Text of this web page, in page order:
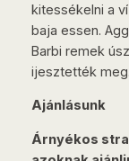
kitessékelni a
baja essen.
Barbi remek
ijesztették meg.
Ajánlásunk
Árnyékos